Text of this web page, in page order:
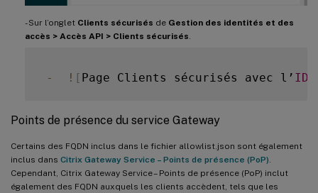
- Sur l’onglet Clients sécurisés de Gestion des identités et des
accès > Accès API > Clients sécurisés.
- ! [ Page Clients sécurisés avec l’ ID
Points de présence du service Gateway
Certains des FQDN inclus dans le fichier allowlist.json sont également
inclus dans Citrix Gateway Service – Points de présence (PoP).
Cependant, Citrix Gateway Service – Points de présence (PoP) inclut
également des FQDN auxquels les clients accèdent, tels que les